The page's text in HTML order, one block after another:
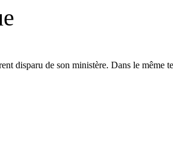
disparu de son ministère. Dans le même